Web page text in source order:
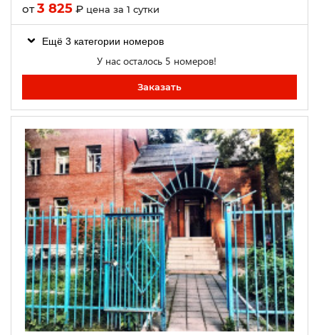
от3 825 ₽ цена за 1 сутки
Ещё 3 категории номеров
У нас осталось 5 номеров!
Заказать